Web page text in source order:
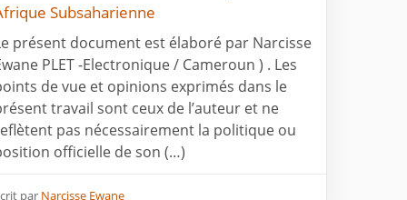
Subsaharienne
présent document est élaboré par Narcisse
PLET -Electronique / Cameroun ) . Les
de vue et opinions exprimés dans le
travail sont ceux de l’auteur et ne
pas nécessairement la politique ou
officielle de son (…)
par Narcisse Ewane